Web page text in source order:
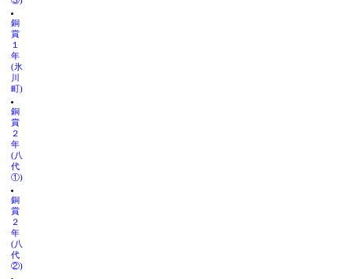
銅
賞
１
年
(氷
川
町)
銅
賞
２
年
(八
代
①)
銅
賞
２
年
(八
代
②)